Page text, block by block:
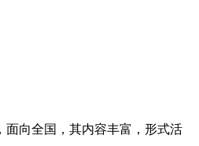
面向全国，其内容丰富，形式活